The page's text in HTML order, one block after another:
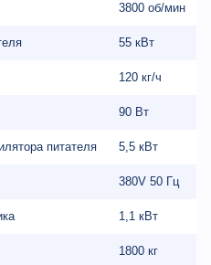
3800 об/мин
55 кВт
120 кг/ч
90 Вт
питателя 5,5 кВт
380V 50 Гц
1,1 кВт
1800 кг